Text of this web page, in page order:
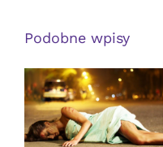
Podobne wpisy